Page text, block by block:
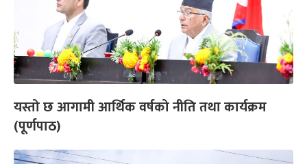
यस्तो छ आगामी आर्थिक वर्षको नीति तथा कार्यक्रम
(पूर्णपाठ)